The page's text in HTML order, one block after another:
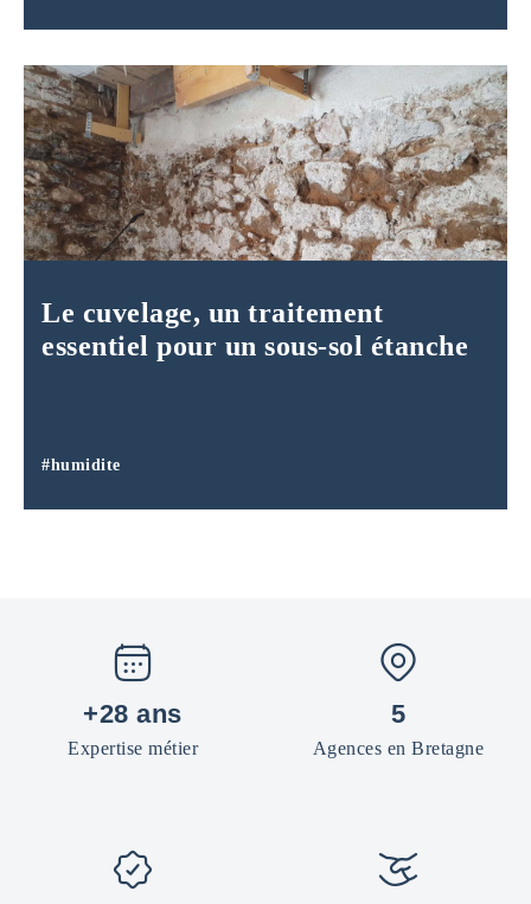
Le cuvelage, un traitement
essentiel pour un sous-sol étanche
#humidite
+28 ans
Expertise métier
5
Agences en Bretagne